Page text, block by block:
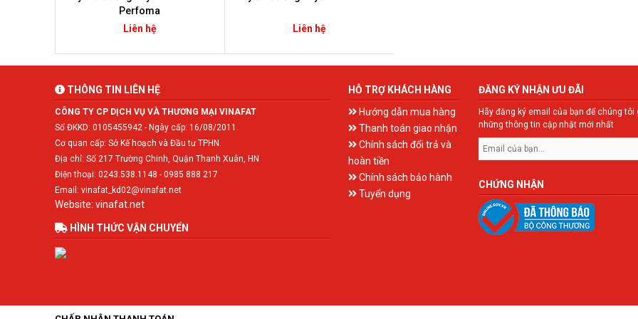
Perfoma
Liên hệ
Liên hệ
THÔNG TIN LIÊN HỆ
CÔNG TY CP DỊCH VỤ VÀ THƯƠNG MẠI VINAFAT
Số ĐKKD: 0105455942 - Ngày cấp: 16/08/2011.
Cơ quan cấp: Sở Kế hoạch và Đầu tư TPHN.
Địa chỉ: Số 217 Trường Chinh, Quận Thanh Xuân, HN
Điện thoại: 0243.538.1148 - 0985 888 217
Email: vinafat_kd02@vinafat.net
Website: vinafat.net
HÌNH THỨC VẬN CHUYỂN
HỖ TRỢ KHÁCH HÀNG
Hướng dẫn mua hàng
Thanh toán giao nhận
Chính sách đổi trả và
hoàn tiền
Chính sách bảo hành
Tuyển dụng
ĐĂNG KÝ NHẬN ƯU ĐÃI
Hãy đăng ký email của bạn để chúng tôi
những thông tin cập nhật mới nhất
CHỨNG NHẬN